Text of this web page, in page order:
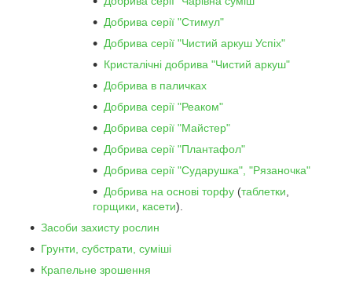
Добрива серії "Стимул"
Добрива серії "Чистий аркуш Успіх"
Кристалічні добрива "Чистий аркуш"
Добрива в паличках
Добрива серії "Реаком"
Добрива серії "Майстер"
Добрива серії "Плантафол"
Добрива серії "Сударушка", "Рязаночка"
Добрива на основі торфу (таблетки,
горщики, касети).
Засоби захисту рослин
Грунти, субстрати, суміші
Крапельне зрошення